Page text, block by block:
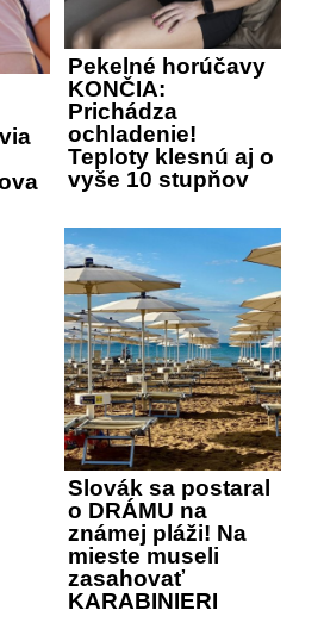
Pekelné horúčavy
KONČIA:
Prichádza
ochladenie!
Teploty klesnú aj o
vyše 10 stupňov
Slovák sa postaral
o DRÁMU na
známej pláži! Na
mieste museli
zasahovať
KARABINIERI